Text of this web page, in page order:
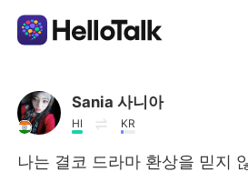
App di scambio linguistico
AI Grammar Checker
Sania 사니아
HI KR
나는 결코 드라마 환상을 믿지